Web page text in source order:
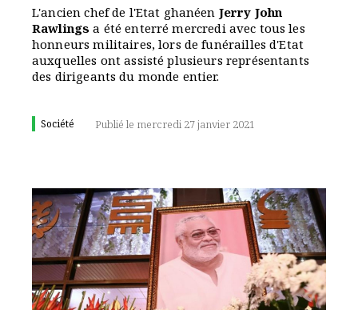
L'ancien chef de l'Etat ghanéen Jerry John
Rawlings a été enterré mercredi avec tous les
honneurs militaires, lors de funérailles d'Etat
auxquelles ont assisté plusieurs représentants
des dirigeants du monde entier.
Société Publié le mercredi 27 janvier 2021